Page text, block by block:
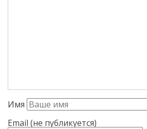
Имя
Email (не публикуется)